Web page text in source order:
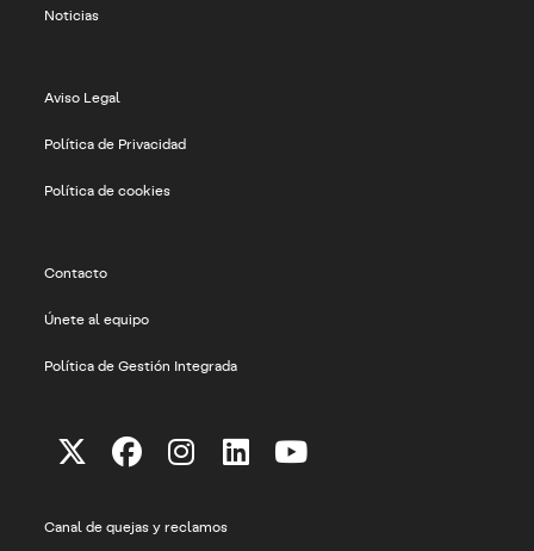
Noticias
Aviso Legal
Política de Privacidad
Política de cookies
Contacto
Únete al equipo
Política de Gestión Integrada
en
en
en
en
Canal de quejas y reclamos